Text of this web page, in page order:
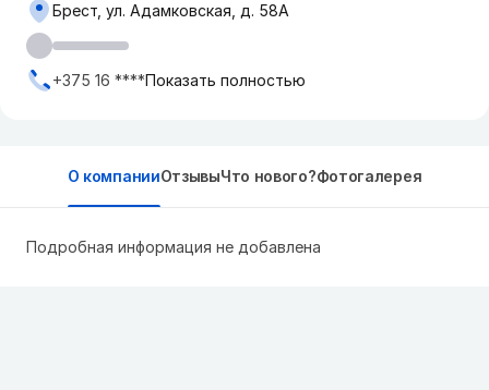
Брест, ул. Адамковская, д. 58А
+375 16 ****Показать полностью
О компанииОтзывыЧто нового?Фотогалерея
Подробная информация не добавлена